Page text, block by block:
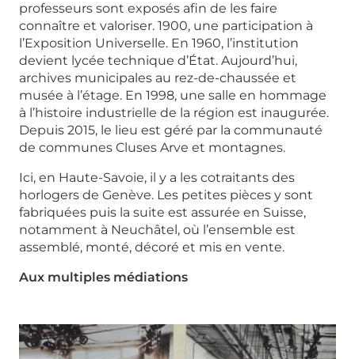
professeurs sont exposés afin de les faire
connaître et valoriser. 1900, une participation à
l’Exposition Universelle. En 1960, l’institution
devient lycée technique d’État. Aujourd’hui,
archives municipales au rez-de-chaussée et
musée à l’étage. En 1998, une salle en hommage
à l’histoire industrielle de la région est inaugurée.
Depuis 2015, le lieu est géré par la communauté
de communes Cluses Arve et montagnes.
Ici, en Haute-Savoie, il y a les cotraitants des
horlogers de Genève. Les petites pièces y sont
fabriquées puis la suite est assurée en Suisse,
notamment à Neuchâtel, où l’ensemble est
assemblé, monté, décoré et mis en vente.
Aux multiples médiations